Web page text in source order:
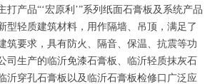
打产品“‘宏原利’”系列纸面石膏板及系统产品
型轻质建筑材料，用作隔墙、吊顶，满足了
筑要求，具有防火、隔音、保温、抗震等功
司生产的临沂免漆石膏板、临沂轻质抹灰石
沂穿孔石膏板以及临沂石膏板检修口广泛应